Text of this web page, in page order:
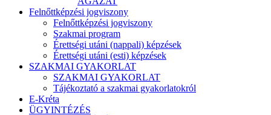
Felnőttképzési jogviszony
Felnőttképzési jogviszony
Szakmai program
Érettségi utáni (nappali) képzések
Érettségi utáni (esti) képzések
SZAKMAI GYAKORLAT
SZAKMAI GYAKORLAT
Tájékoztató a szakmai gyakorlatokról
E-Kréta
ÜGYINTÉZÉS